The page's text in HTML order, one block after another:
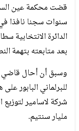
قضت محكمة عين
سنوات سجنا نافذا
الدائرة
بعد متابعته بتهمة
وسبق أن أحال قاضي
للبرلماني البابور
مليار سنتيم.